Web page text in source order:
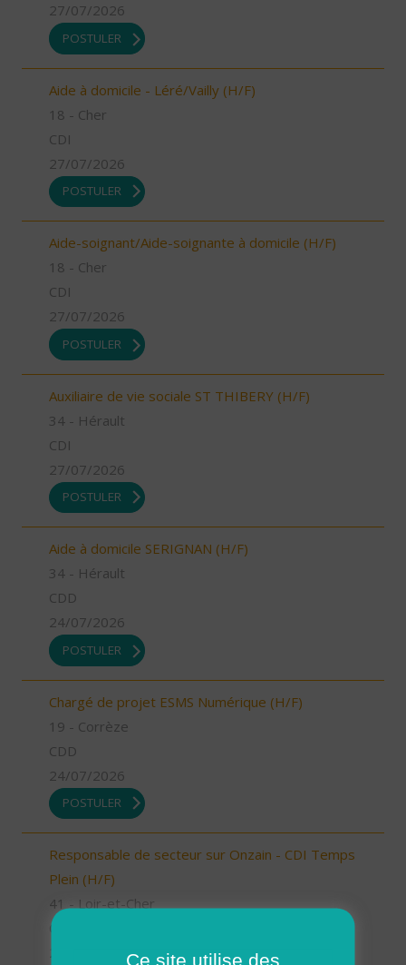
27/07/2026
POSTULER
Aide à domicile - Léré/Vailly (H/F)
18 - Cher
CDI
27/07/2026
POSTULER
Aide-soignant/Aide-soignante à domicile (H/F)
18 - Cher
CDI
27/07/2026
POSTULER
Auxiliaire de vie sociale ST THIBERY (H/F)
34 - Hérault
CDI
27/07/2026
POSTULER
Aide à domicile SERIGNAN (H/F)
34 - Hérault
CDD
24/07/2026
POSTULER
Chargé de projet ESMS Numérique (H/F)
19 - Corrèze
CDD
24/07/2026
POSTULER
Responsable de secteur sur Onzain - CDI Temps
Plein (H/F)
41 - Loir-et-Cher
CDI
Ce site utilise des